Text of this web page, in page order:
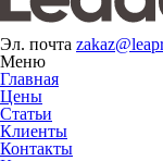
Эл. почта
Меню
Главная
Цены
Статьи
Клиенты
Контакты